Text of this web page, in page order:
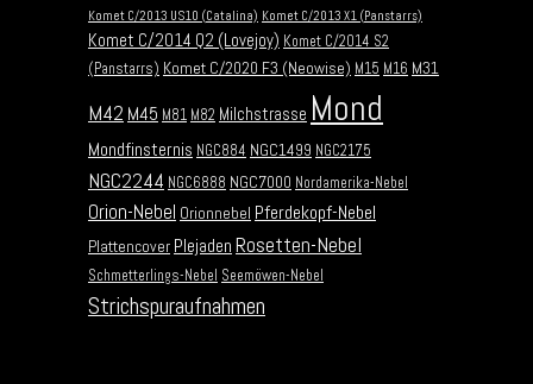
Komet C/2013 US10 (Catalina) Komet C/2013 X1 (Panstarrs)
Komet C/2014 Q2 (Lovejoy) Komet C/2014 S2
(Panstarrs) Komet C/2020 F3 (Neowise) M15 M16 M31
M42 M45 M81 M82 Milchstrasse Mond
Mondfinsternis NGC884 NGC1499 NGC2175
NGC2244 NGC6888 NGC7000 Nordamerika-Nebel
Orion-Nebel Orionnebel Pferdekopf-Nebel
Plattencover Plejaden Rosetten-Nebel
Schmetterlings-Nebel Seemöwen-Nebel
Strichspuraufnahmen